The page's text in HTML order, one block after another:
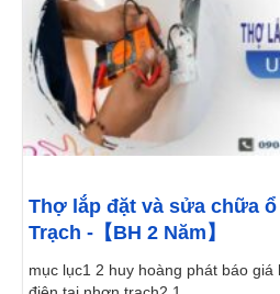
Thợ lắp đặt và sửa chữa
Trạch -【BH 2 Năm】
mục lục1 2 huy hoàng phát báo